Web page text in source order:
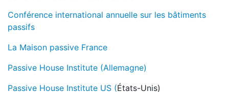
Conférence international annuelle sur les bâtiments
passifs
La Maison passive France
Passive House Institute (Allemagne)
Passive House Institute US (États-Unis)